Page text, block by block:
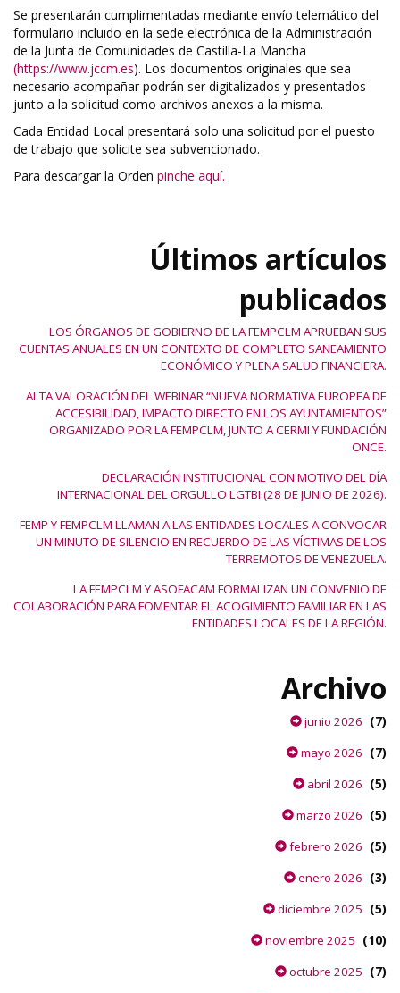
Se presentarán cumplimentadas mediante envío telemático del
formulario incluido en la sede electrónica de la Administración
de la Junta de Comunidades de Castilla-La Mancha
(https://www.jccm.es). Los documentos originales que sea
necesario acompañar podrán ser digitalizados y presentados
junto a la solicitud como archivos anexos a la misma.
Cada Entidad Local presentará solo una solicitud por el puesto
de trabajo que solicite sea subvencionado.
Para descargar la Orden pinche aquí.
Últimos artículos
publicados
LOS ÓRGANOS DE GOBIERNO DE LA FEMPCLM APRUEBAN SUS
CUENTAS ANUALES EN UN CONTEXTO DE COMPLETO SANEAMIENTO
ECONÓMICO Y PLENA SALUD FINANCIERA.
ALTA VALORACIÓN DEL WEBINAR “NUEVA NORMATIVA EUROPEA DE
ACCESIBILIDAD, IMPACTO DIRECTO EN LOS AYUNTAMIENTOS”
ORGANIZADO POR LA FEMPCLM, JUNTO A CERMI Y FUNDACIÓN
ONCE.
DECLARACIÓN INSTITUCIONAL CON MOTIVO DEL DÍA
INTERNACIONAL DEL ORGULLO LGTBI (28 DE JUNIO DE 2026).
FEMP Y FEMPCLM LLAMAN A LAS ENTIDADES LOCALES A CONVOCAR
UN MINUTO DE SILENCIO EN RECUERDO DE LAS VÍCTIMAS DE LOS
TERREMOTOS DE VENEZUELA.
LA FEMPCLM Y ASOFACAM FORMALIZAN UN CONVENIO DE
COLABORACIÓN PARA FOMENTAR EL ACOGIMIENTO FAMILIAR EN LAS
ENTIDADES LOCALES DE LA REGIÓN.
Archivo
junio 2026 (7)
mayo 2026 (7)
abril 2026 (5)
marzo 2026 (5)
febrero 2026 (5)
enero 2026 (3)
diciembre 2025 (5)
noviembre 2025 (10)
octubre 2025 (7)